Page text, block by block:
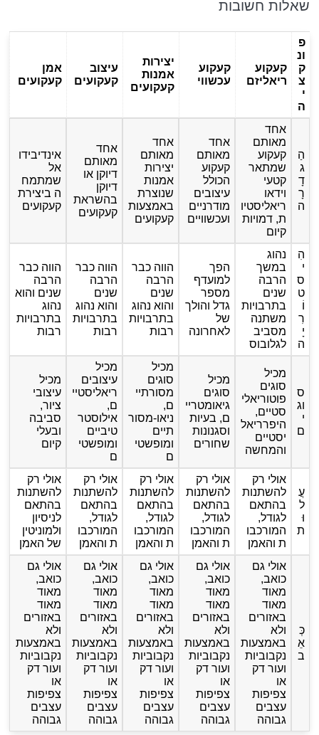
שאלות חשובות
פ
ונ
ק
צ
י
ה
קעקוע
ריאליזם
קעקוע
עכשווי
יצירות
אמנות
קעקועים
עיצוב
קעקועים
אמן
קעקועים
הַ
ג
דָ
רָ
ה
אחד
מאותם
קעקוע
שמתאר
קטעי
וידאו
ריאליסטיו
ת, דמויות
קיום
אחד
מאותם
קעקוע
הכולל
עיצובים
מודרניים
ועכשוויים
אחד
מאותם
יצירות
אמנות
שנוצרת
באמצעות
קעקועים
אחד
מאותם
דיוקן או
דיוקן
בהשראת
קעקועים
אינדיבידו
אל
שמתמח
ה ביצירת
קעקועים
הִ
י
ס
ט
וֹ
רִ
יָ
ה
נהוג
במשך
הרבה
שנים
בתרבויות
משתנה
מסביב
לגלובוס
הפך
למועדף
מספר
גדל והולך
של
לאחרונה
הווה כבר
הרבה
שנים
והוא נהוג
בתרבויות
רבות
הווה כבר
הרבה
שנים
והוא נהוג
בתרבויות
רבות
הווה כבר
הרבה
שנים והוא
נהוג
בתרבויות
רבות
ס
וג
י
ם
מכיל
סוגים
פוטוריאלי
סטיים,
היפרריאל
יסטיים
והמחשה
מכיל
סוגים
גיאומטריי
ם, בעיות
וסגנונות
שחורים
מכיל
סוגים
מסורתיי
ם,
ניאו-מסור
תיים
ומופשטי
ם
מכיל
עיצובים
ריאליסטיי
ם,
אילוסטר
טיביים
ומופשטי
ם
מכיל
עיצובי
ציור,
סביבה
ובעלי
קיום
עֲ
ל
וּ
ת
אולי רק
להשתנות
בהתאם
לגודל,
המורכבו
ת והאמן
אולי רק
להשתנות
בהתאם
לגודל,
המורכבו
ת והאמן
אולי רק
להשתנות
בהתאם
לגודל,
המורכבו
ת והאמן
אולי רק
להשתנות
בהתאם
לגודל,
המורכבו
ת והאמן
אולי רק
להשתנות
בהתאם
לניסיון
ולמוניטין
של האמן
כְּ
אֵ
ב
אולי גם
כואב,
מאוד
מאוד
באזורים
ולא
באמצעות
נקבוביות
ועור דק
או
צפיפות
עצבים
גבוהה
אולי גם
כואב,
מאוד
מאוד
באזורים
ולא
באמצעות
נקבוביות
ועור דק
או
צפיפות
עצבים
גבוהה
אולי גם
כואב,
מאוד
מאוד
באזורים
ולא
באמצעות
נקבוביות
ועור דק
או
צפיפות
עצבים
גבוהה
אולי גם
כואב,
מאוד
מאוד
באזורים
ולא
באמצעות
נקבוביות
ועור דק
או
צפיפות
עצבים
גבוהה
אולי גם
כואב,
מאוד
מאוד
באזורים
ולא
באמצעות
נקבוביות
ועור דק
או
צפיפות
עצבים
גבוהה